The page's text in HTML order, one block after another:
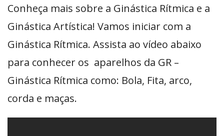
Conheça mais sobre a Ginástica Rítmica e a
Ginástica Artística! Vamos iniciar com a
Ginástica Rítmica. Assista ao vídeo abaixo
para conhecer os aparelhos da GR –
Ginástica Rítmica como: Bola, Fita, arco,
corda e maças.